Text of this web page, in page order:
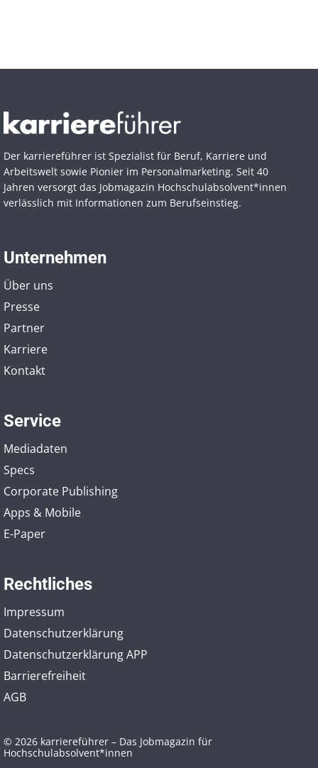
Der karriereführer ist Spezialist für Beruf, Karriere und
Arbeitswelt sowie Pionier im Personal­marketing. Seit 40
Jahren versorgt das Jobmagazin Hochschul­absolvent*innen
verlässlich mit Informationen zum Berufseinstieg.
Unternehmen
Über uns
Presse
Partner
Karriere
Kontakt
Service
Mediadaten
Specs
Corporate Publishing
Apps & Mobile
E-Paper
Rechtliches
Impressum
Datenschutzerklärung
Datenschutzerklärung APP
Barrierefreiheit
AGB
© 2026 karriereführer – Das Jobmagazin für
Hochschulabsolvent*innen